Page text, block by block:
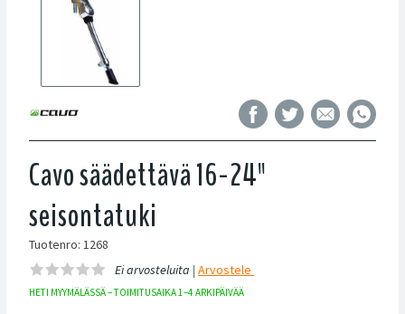
Cavo säädettävä 16-24"
seisontatuki
Tuotenro: 1268
Ei arvosteluita |Arvostele
HETI MYYMÄLÄSSÄ – TOIMITUSAIKA 1–4 ARKIPÄIVÄÄ